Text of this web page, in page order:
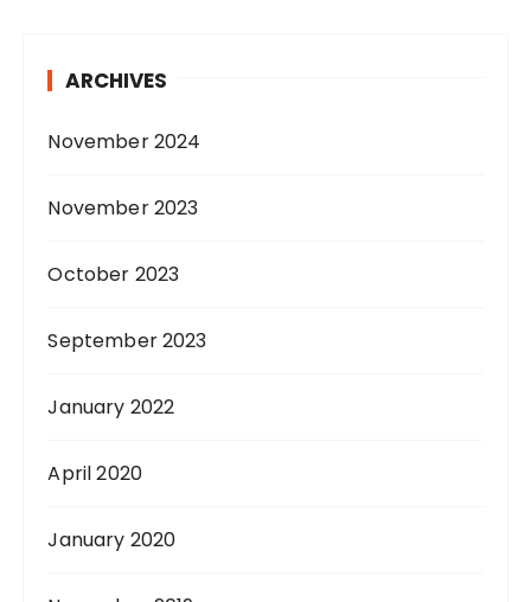
ARCHIVES
November 2024
November 2023
October 2023
September 2023
January 2022
April 2020
January 2020